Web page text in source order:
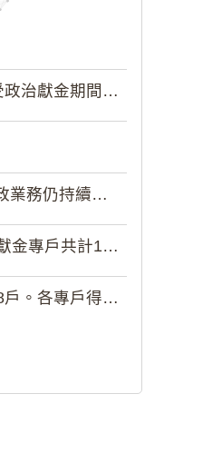
金期間為自...
仍持續受理
戶共計12戶...
專戶得收受...